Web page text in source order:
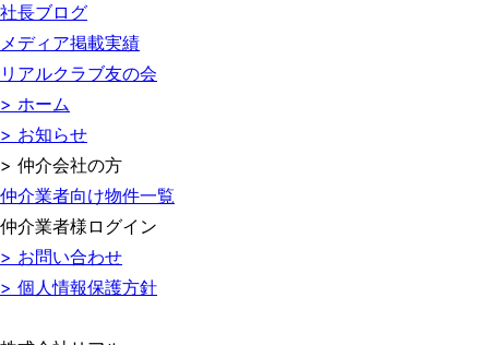
社長ブログ
メディア掲載実績
リアルクラブ友の会
> ホーム
> お知らせ
> 仲介会社の方
仲介業者向け物件一覧
仲介業者様ログイン
> お問い合わせ
> 個人情報保護方針